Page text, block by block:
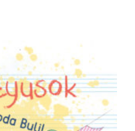
WAS: 799 FT.
PRICE IS: 789 FT.